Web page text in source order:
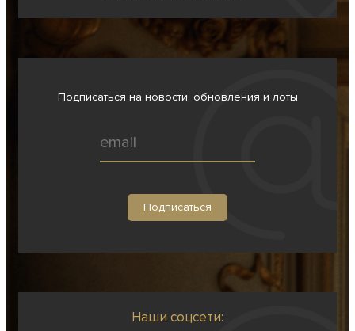
Подписаться на новости, обновления и лоты
Наши соцсети: